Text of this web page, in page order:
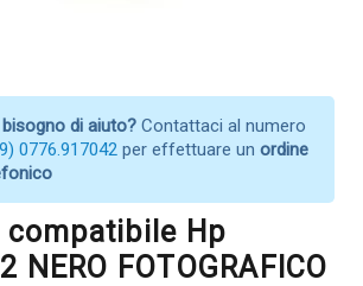
bisogno di aiuto? Contattaci al numero
0776.917042 per effettuare un ordine
Hp
NERO FOTOGRAFICO